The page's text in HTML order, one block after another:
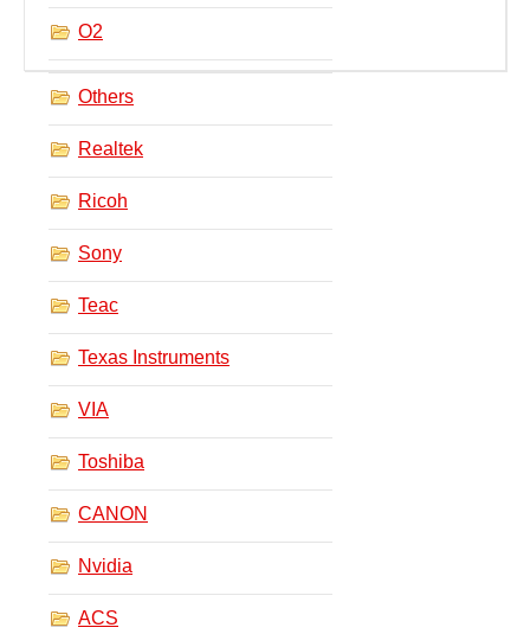
ドライバのカテゴリー
BIOS
Bluetooth
カードリーダー
デジタルカメラ、インターネット
DVD /ブルーレイ・プレーヤー
ファームウェア
ジョイスティック、ゲームパッド
モデム
モニター
マザーボード
ネットワークアダプタ
他のドライバやツール
プリンタ、スキャナ
O2
Others
Realtek
Ricoh
Sony
Teac
Texas Instruments
VIA
Toshiba
CANON
Nvidia
ACS